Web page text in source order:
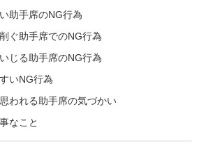
助手席のNG行為
ぐ助手席でのNG行為
じる助手席のNG行為
いNG行為
われる助手席の気づかい
なこと